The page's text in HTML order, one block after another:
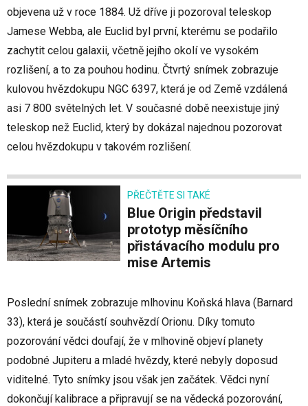
objevena už v roce 1884. Už dříve ji pozoroval teleskop
Jamese Webba, ale Euclid byl první, kterému se podařilo
zachytit celou galaxii, včetně jejího okolí ve vysokém
rozlišení, a to za pouhou hodinu. Čtvrtý snímek zobrazuje
kulovou hvězdokupu NGC 6397, která je od Země vzdálená
asi 7 800 světelných let. V současné době neexistuje jiný
teleskop než Euclid, který by dokázal najednou pozorovat
celou hvězdokupu v takovém rozlišení.
PŘEČTĚTE SI TAKÉ
Blue Origin představil
prototyp měsíčního
přistávacího modulu pro
mise Artemis
Poslední snímek zobrazuje mlhovinu Koňská hlava (Barnard
33), která je součástí souhvězdí Orionu. Díky tomuto
pozorování vědci doufají, že v mlhovině objeví planety
podobné Jupiteru a mladé hvězdy, které nebyly doposud
viditelné. Tyto snímky jsou však jen začátek. Vědci nyní
dokončují kalibrace a připravují se na vědecká pozorování,